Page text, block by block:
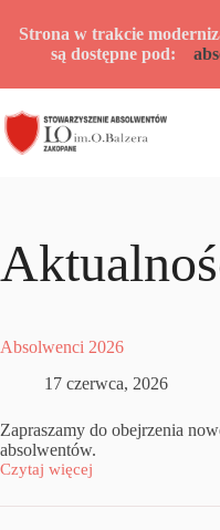
Strona w trakcie
są dostępne pod:
Absolwenci 2026
17 czerwca, 2026
Zapraszamy do obejrzenia
absolwentów.
Czytaj więcej
Absolwenci